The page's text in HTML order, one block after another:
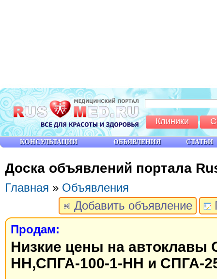
Доска объявлений портала
Главная » Объявления
Добавить объявление
Продам:
Низкие цены на автоклавы
НН,СПГА-100-1-НН и СПГА-
КОНСУЛЬТАЦИИ ОБЪЯВЛЕНИЯ СТАТЬИ
Клиники